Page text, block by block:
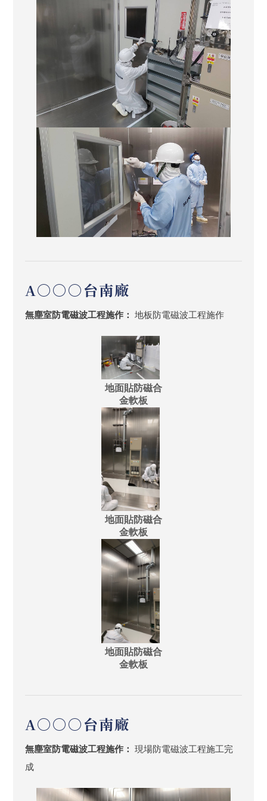
A○○○台南廠
無塵室防電磁波工程施作： 地板防電磁波工程施作
地面貼防磁合
金軟板
地面貼防磁合
金軟板
地面貼防磁合
金軟板
A○○○台南廠
無塵室防電磁波工程施作： 現場防電磁波工程施工完
成